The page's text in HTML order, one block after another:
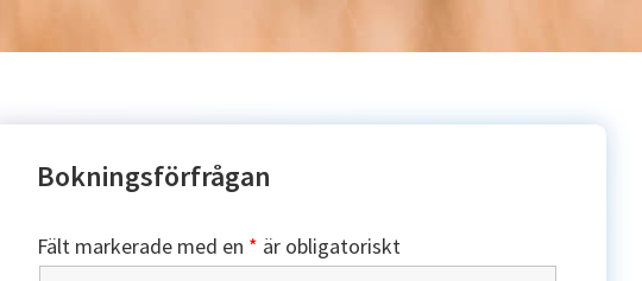
Bokningsförfrågan
Fält markerade med en * är obligatoriskt